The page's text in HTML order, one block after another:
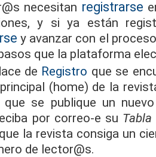
necesitan registrarse
y si ya están
y avanzar con el
que la plataforma
de Registro que se
(home) de la
que se publique un
por correo-e su
la revista consiga un
de lector@s.